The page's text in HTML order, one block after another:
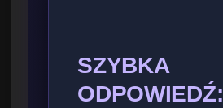
SZYBKA
ODPOWIEDŹ: